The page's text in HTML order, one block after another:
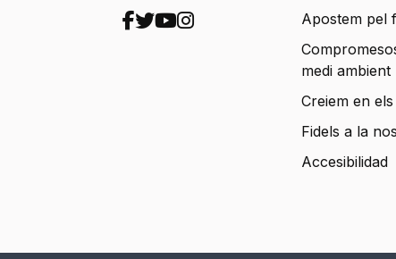
Apostem pel
medi ambient
Creiem en
Fidels a la
Accesibilidad